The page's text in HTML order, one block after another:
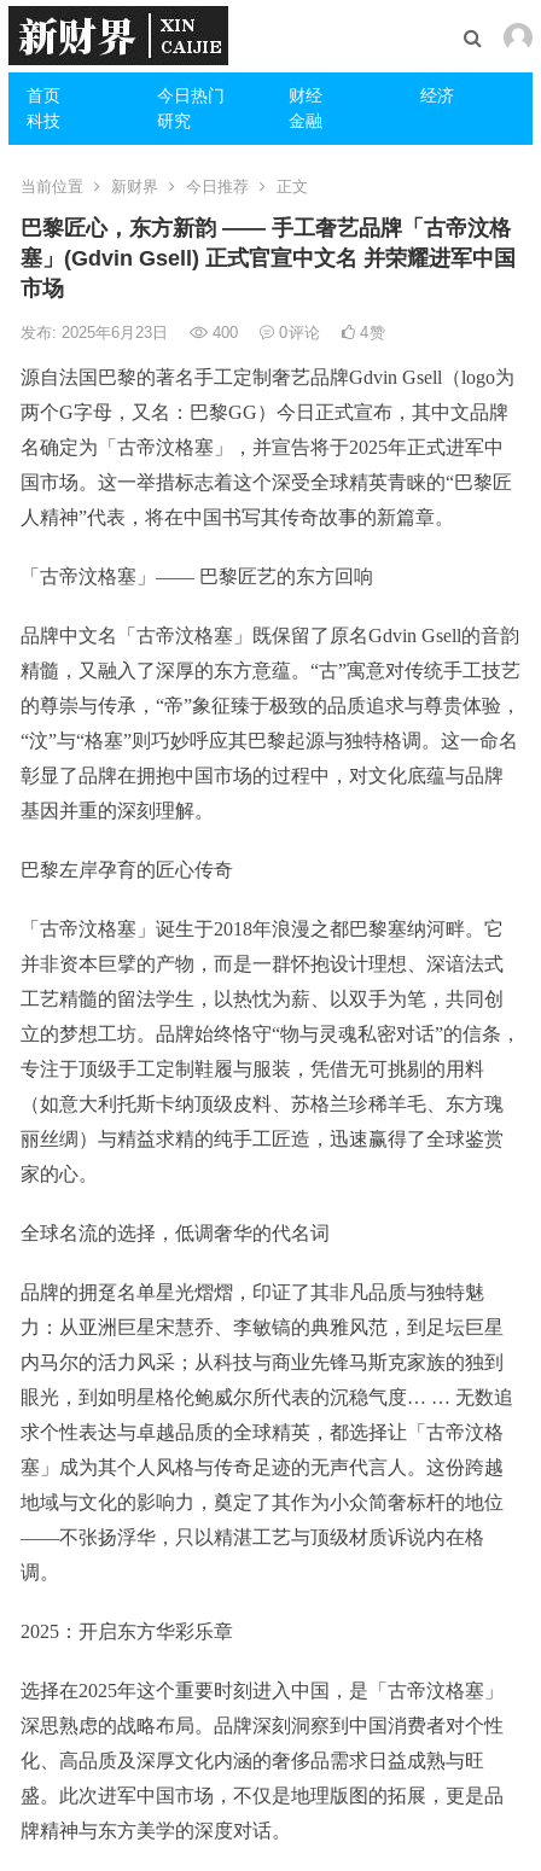
首页 今日热门 财经
经济
科技
研究 金融
当前位置 新财界 今日推荐 正文
巴黎匠心，东方新韵 —— 手工奢艺品牌「古帝汶格
塞」(Gdvin Gsell) 正式官宣中文名 并荣耀进军中国
市场
发布: 2025年6月23日 400 0评论 4赞
源自法国巴黎的著名手工定制奢艺品牌Gdvin Gsell（logo为
两个G字母，又名：巴黎GG）今日正式宣布，其中文品牌
名确定为「古帝汶格塞」，并宣告将于2025年正式进军中
国市场。这一举措标志着这个深受全球精英青睐的“巴黎匠
人精神”代表，将在中国书写其传奇故事的新篇章。
「古帝汶格塞」—— 巴黎匠艺的东方回响
品牌中文名「古帝汶格塞」既保留了原名Gdvin Gsell的音韵
精髓，又融入了深厚的东方意蕴。“古”寓意对传统手工技艺
的尊崇与传承，“帝”象征臻于极致的品质追求与尊贵体验，
“汶”与“格塞”则巧妙呼应其巴黎起源与独特格调。这一命名
彰显了品牌在拥抱中国市场的过程中，对文化底蕴与品牌
基因并重的深刻理解。
巴黎左岸孕育的匠心传奇
「古帝汶格塞」诞生于2018年浪漫之都巴黎塞纳河畔。它
并非资本巨擘的产物，而是一群怀抱设计理想、深谙法式
工艺精髓的留法学生，以热忱为薪、以双手为笔，共同创
立的梦想工坊。品牌始终恪守“物与灵魂私密对话”的信条，
专注于顶级手工定制鞋履与服装，凭借无可挑剔的用料
（如意大利托斯卡纳顶级皮料、苏格兰珍稀羊毛、东方瑰
丽丝绸）与精益求精的纯手工匠造，迅速赢得了全球鉴赏
家的心。
全球名流的选择，低调奢华的代名词
品牌的拥趸名单星光熠熠，印证了其非凡品质与独特魅
力：从亚洲巨星宋慧乔、李敏镐的典雅风范，到足坛巨星
内马尔的活力风采；从科技与商业先锋马斯克家族的独到
眼光，到如明星格伦鲍威尔所代表的沉稳气度… … 无数追
求个性表达与卓越品质的全球精英，都选择让「古帝汶格
塞」成为其个人风格与传奇足迹的无声代言人。这份跨越
地域与文化的影响力，奠定了其作为小众简奢标杆的地位
——不张扬浮华，只以精湛工艺与顶级材质诉说内在格
调。
2025：开启东方华彩乐章
选择在2025年这个重要时刻进入中国，是「古帝汶格塞」
深思熟虑的战略布局。品牌深刻洞察到中国消费者对个性
化、高品质及深厚文化内涵的奢侈品需求日益成熟与旺
盛。此次进军中国市场，不仅是地理版图的拓展，更是品
牌精神与东方美学的深度对话。